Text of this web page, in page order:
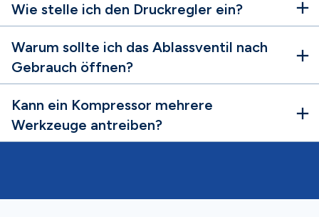
Wie stelle ich den Druckregler ein?
Warum sollte ich das Ablassventil nach
Gebrauch öffnen?
Kann ein Kompressor mehrere
Werkzeuge antreiben?